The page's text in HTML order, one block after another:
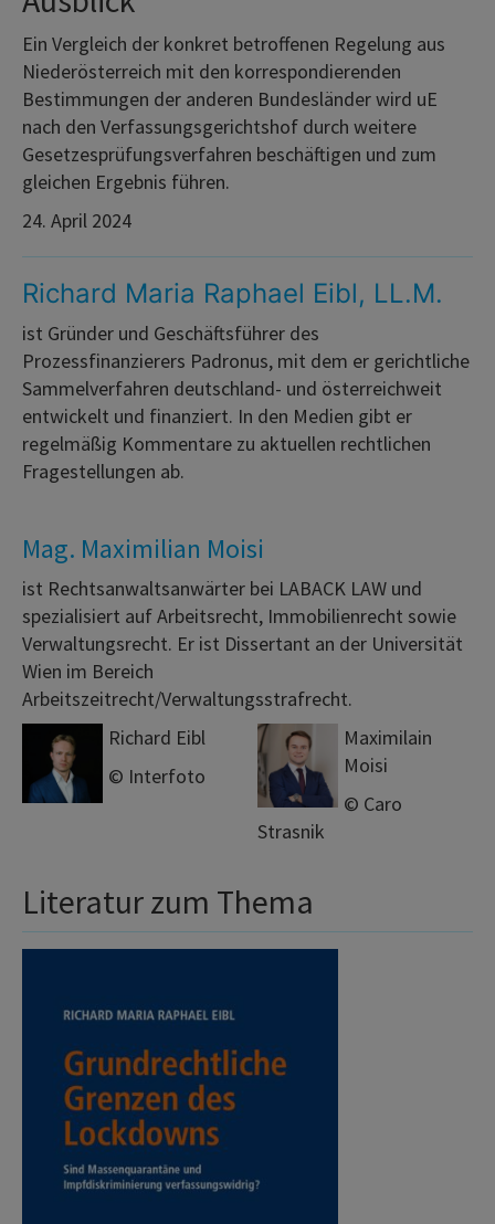
Ein Vergleich der konkret betroffenen Regelung aus
Niederösterreich mit den korrespondierenden
Bestimmungen der anderen Bundesländer wird uE
nach den Verfassungsgerichtshof durch weitere
Gesetzesprüfungsverfahren beschäftigen und zum
gleichen Ergebnis führen.
24. April 2024
Richard Maria Raphael Eibl, LL.M.
ist Gründer und Geschäftsführer des
Prozessfinanzierers Padronus, mit dem er gerichtliche
Sammelverfahren deutschland- und österreichweit
entwickelt und finanziert. In den Medien gibt er
regelmäßig Kommentare zu aktuellen rechtlichen
Fragestellungen ab.
Mag. Maximilian Moisi
ist Rechtsanwaltsanwärter bei LABACK LAW und
spezialisiert auf Arbeitsrecht, Immobilienrecht sowie
Verwaltungsrecht. Er ist Dissertant an der Universität
Wien im Bereich
Arbeitszeitrecht/Verwaltungsstrafrecht.
Richard Eibl
© Interfoto
Maximilain
Moisi
© Caro
Strasnik
Literatur zum Thema